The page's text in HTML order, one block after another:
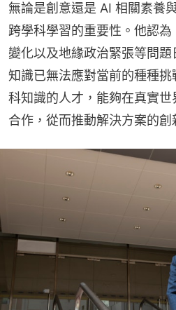
無論是創意還是 AI 相關素養
跨學科學習的重要性。他認
變化以及地緣政治緊張等問
知識已無法應對當前的種種
科知識的人才，能夠在真實
合作，從而推動解決方案的創